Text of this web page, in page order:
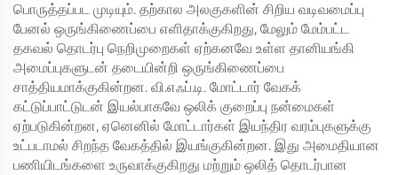
பொருத்தப்பட முடியும். தற்கால அலகுகளின் சிறிய வடிவமைப்பு
பேனல் ஒருங்கிணைப்பை எளிதாக்குகிறது, மேலும் மேம்பட்ட
தகவல் தொடர்பு நெறிமுறைகள் ஏற்கனவே உள்ள தானியங்கி
அமைப்புகளுடன் தடையின்றி ஒருங்கிணைப்பை
சாத்தியமாக்குகின்றன. வி.எஃப்.டி. மோட்டார் வேகக்
கட்டுப்பாட்டுடன் இயல்பாகவே ஒலிக் குறைப்பு நன்மைகள்
ஏற்படுகின்றன, ஏனெனில் மோட்டார்கள் இயந்திர வரம்புகளுக்கு
உட்படாமல் சிறந்த வேகத்தில் இயங்குகின்றன. இது அமைதியான
பணியிடங்களை உருவாக்குகிறது மற்றும் ஒலித் தொடர்பான